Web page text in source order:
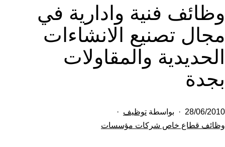
وظائف فنية وادارية في
مجال تصنيع الانشاءات
الحديدية والمقاولات
بجدة
تم
النشر
28/06/2010 بواسطة توظيف
مصنف
وظائف قطاع خاص شركات مؤسسات